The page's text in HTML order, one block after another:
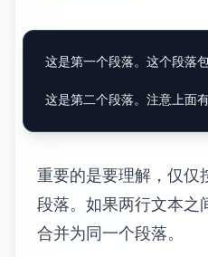
这是第一个段落。这个段落
重要的是要理解，仅仅
段落。如果两行文本之
合并为同一个段落。